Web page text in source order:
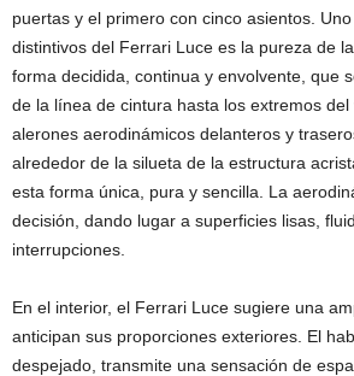
puertas y el primero con cinco asientos.
distintivos del Ferrari Luce es la pureza de
forma decidida, continua y envolvente, que
de la línea de cintura hasta los extremos
alerones aerodinámicos delanteros y
alrededor de la silueta de la estructura
esta forma única, pura y sencilla. La
decisión, dando lugar a superficies lisas,
interrupciones.
En el interior, el Ferrari Luce sugiere una
anticipan sus proporciones exteriores. El
despejado, transmite una sensación de